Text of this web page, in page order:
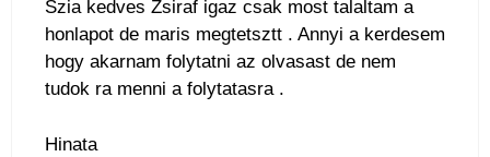
Szia kedves Zsiraf igaz csak most talaltam a
honlapot de maris megtetsztt . Annyi a kerdesem
hogy akarnam folytatni az olvasast de nem
tudok ra menni a folytatasra .
Hinata